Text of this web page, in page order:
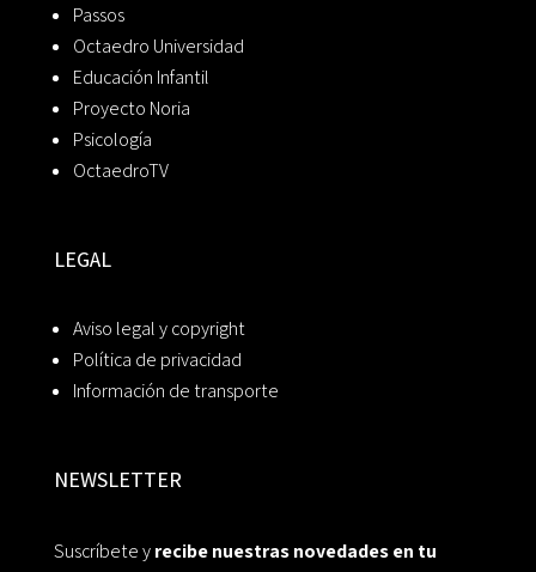
Passos
Octaedro Universidad
Educación Infantil
Proyecto Noria
Psicología
OctaedroTV
LEGAL
Aviso legal y copyright
Política de privacidad
Información de transporte
NEWSLETTER
Suscríbete yrecibe nuestras novedades en tu